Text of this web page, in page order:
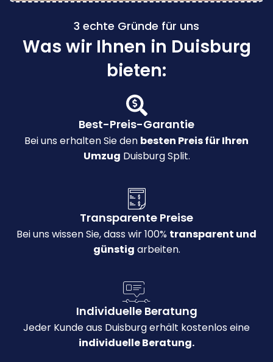
3 echte Gründe für uns
Was wir Ihnen in Duisburg
bieten:
Best-Preis-Garantie
Bei uns erhalten Sie den besten Preis für Ihren
Umzug Duisburg Split.
Transparente Preise
Bei uns wissen Sie, dass wir 100% transparent und
günstig arbeiten.
Individuelle Beratung
Jeder Kunde aus Duisburg erhält kostenlos eine
individuelle Beratung.